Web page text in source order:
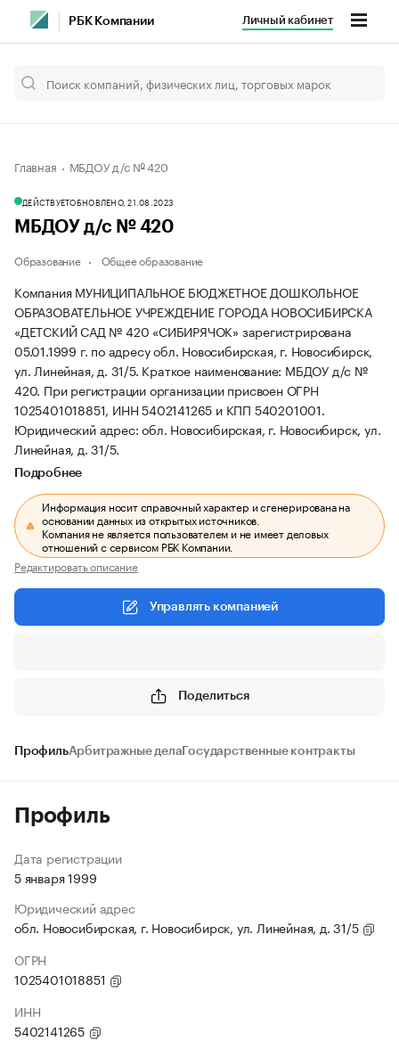
РБК Компании Личный кабинет
Главная МБДОУ д/с № 420
ДЕЙСТВУЕТОБНОВЛЕНО, 21.08.2023
МБДОУ д/с № 420
Образование Общее образование
Компания МУНИЦИПАЛЬНОЕ БЮДЖЕТНОЕ ДОШКОЛЬНОЕ
ОБРАЗОВАТЕЛЬНОЕ УЧРЕЖДЕНИЕ ГОРОДА НОВОСИБИРСКА
«ДЕТСКИЙ САД № 420 «СИБИРЯЧОК» зарегистрирована
05.01.1999 г. по адресу обл. Новосибирская, г. Новосибирск,
ул. Линейная, д. 31/5. Краткое наименование: МБДОУ д/с №
420. При регистрации организации присвоен ОГРН
1025401018851, ИНН 5402141265 и КПП 540201001.
Юридический адрес: обл. Новосибирская, г. Новосибирск, ул.
Линейная, д. 31/5.
Подробнее
Информация носит справочный характер и сгенерирована на
основании данных из открытых источников.
Компания не является пользователем и не имеет деловых
отношений с сервисом РБК Компании.
Редактировать описание
Управлять компанией
Поделиться
ПрофильАрбитражные дела Государственные контракты
Профиль
Дата регистрации
5 января 1999
Юридический адрес
обл. Новосибирская, г. Новосибирск, ул. Линейная, д. 31/5
ОГРН
1025401018851
ИНН
5402141265